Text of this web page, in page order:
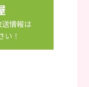
情報は
い！